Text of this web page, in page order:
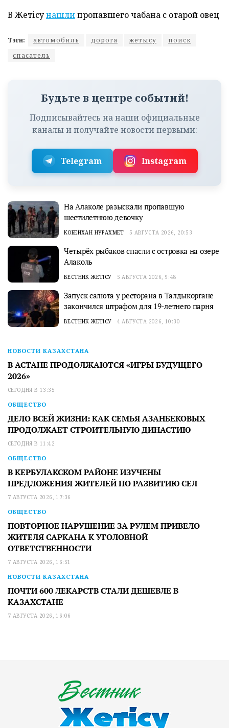
В Жетісунашлипропавшего чабана с отарой овец
Тэги: автомобиль дорога жетысу
поиск
спасатель
Будьте в центре событий!
Подписывайтесь на наши официальные
каналы и получайте новости первыми:
Telegram Instagram
На Алаколе разыскали пропавшую
шестилетнюю девочку
КОБЕЙХАН НУРАХМЕТ 5 АВГУСТА 2026, 20:53
Четырёх рыбаков спасли с островка на озере
Алаколь
ВЕСТНИК ЖЕТІСУ 5 АВГУСТА 2026, 9:48
Запуск салюта у ресторана в Талдыкоргане
закончился штрафом для 19-летнего парня
ВЕСТНИК ЖЕТІСУ 4 АВГУСТА 2026, 10:30
НОВОСТИ КАЗАХСТАНА
В АСТАНЕ ПРОДОЛЖАЮТСЯ «ИГРЫ БУДУЩЕГО
2026»
СЕГОДНЯ В 13:35
ОБЩЕСТВО
ДЕЛО ВСЕЙ ЖИЗНИ: КАК СЕМЬЯ АЗАНБЕКОВЫХ
ПРОДОЛЖАЕТ СТРОИТЕЛЬНУЮ ДИНАСТИЮ
СЕГОДНЯ В 11:42
ОБЩЕСТВО
В КЕРБУЛАКСКОМ РАЙОНЕ ИЗУЧЕНЫ
ПРЕДЛОЖЕНИЯ ЖИТЕЛЕЙ ПО РАЗВИТИЮ СЕЛ
7 АВГУСТА 2026, 17:36
ОБЩЕСТВО
ПОВТОРНОЕ НАРУШЕНИЕ ЗА РУЛЕМ ПРИВЕЛО
ЖИТЕЛЯ САРКАНА К УГОЛОВНОЙ
ОТВЕТСТВЕННОСТИ
7 АВГУСТА 2026, 16:51
НОВОСТИ КАЗАХСТАНА
ПОЧТИ 600 ЛЕКАРСТВ СТАЛИ ДЕШЕВЛЕ В
КАЗАХСТАНЕ
7 АВГУСТА 2026, 16:06